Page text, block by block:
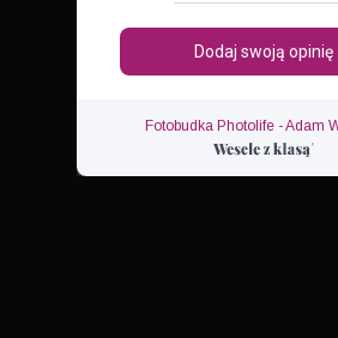
Fotobudka Photolife - Adam